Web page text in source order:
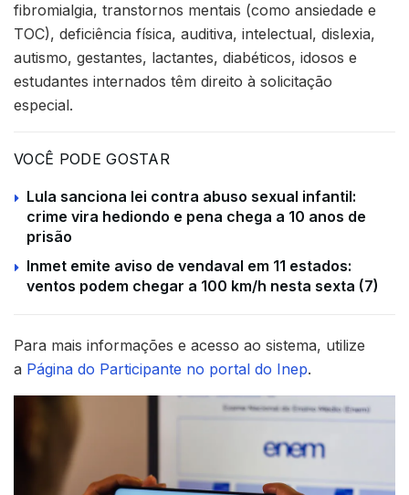
fibromialgia, transtornos mentais (como ansiedade e
TOC), deficiência física, auditiva, intelectual, dislexia,
autismo, gestantes, lactantes, diabéticos, idosos e
estudantes internados têm direito à solicitação
especial.
VOCÊ PODE GOSTAR
Lula sanciona lei contra abuso sexual infantil:
crime vira hediondo e pena chega a 10 anos de
prisão
Inmet emite aviso de vendaval em 11 estados:
ventos podem chegar a 100 km/h nesta sexta (7)
Para mais informações e acesso ao sistema, utilize
a Página do Participante no portal do Inep.